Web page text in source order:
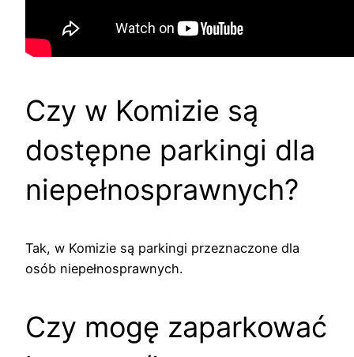
Czy w Komizie są
dostępne parkingi dla
niepełnosprawnych?
Tak, w Komizie są parkingi przeznaczone dla
osób niepełnosprawnych.
Czy mogę zaparkować